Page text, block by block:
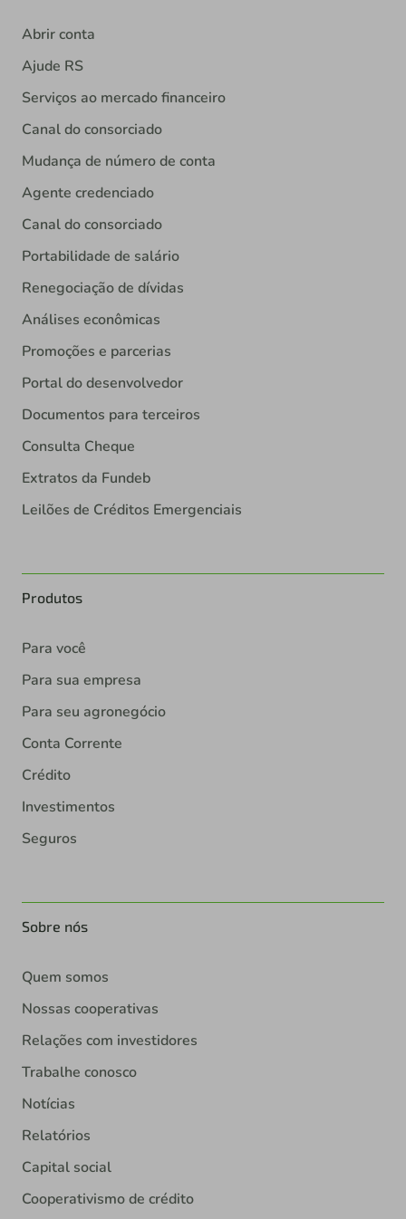
Abrir conta
Ajude RS
Serviços ao mercado financeiro
Canal do consorciado
Mudança de número de conta
Agente credenciado
Canal do consorciado
Portabilidade de salário
Renegociação de dívidas
Análises econômicas
Promoções e parcerias
Portal do desenvolvedor
Documentos para terceiros
Consulta Cheque
Extratos da Fundeb
Leilões de Créditos Emergenciais
Produtos
Para você
Para sua empresa
Para seu agronegócio
Conta Corrente
Crédito
Investimentos
Seguros
Sobre nós
Quem somos
Nossas cooperativas
Relações com investidores
Trabalhe conosco
Notícias
Relatórios
Capital social
Cooperativismo de crédito